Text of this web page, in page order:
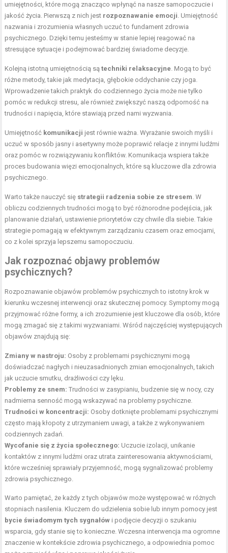
umiejętności, które mogą znacząco wpłynąć na nasze samopoczucie i
jakość życia. Pierwszą z nich jest rozpoznawanie emocji . Umiejętność
nazwania i zrozumienia własnych uczuć to fundament zdrowia
psychicznego. Dzięki temu jesteśmy w stanie lepiej reagować na
stresujące sytuacje i podejmować bardziej świadome decyzje.
Kolejną istotną umiejętnością sątechniki relaksacyjne . Mogą to być
różne metody, takie jak medytacja, głębokie oddychanie czy joga.
Wprowadzenie takich praktyk do codziennego życia może nie tylko
pomóc w redukcji stresu, ale również zwiększyć naszą odporność na
trudności i napięcia, które stawiają przed nami wyzwania.
Umiejętność komunikacji jest równie ważna. Wyrażanie swoich myśli i
uczuć w sposób jasny i asertywny może poprawić relacje z innymi ludźmi
oraz pomóc w rozwiązywaniu konfliktów. Komunikacja wspiera także
proces budowania więzi emocjonalnych, które są kluczowe dla zdrowia
psychicznego.
Warto także nauczyć się strategii radzenia sobie ze stresem . W
obliczu codziennych trudności mogą to być różnorodne podejścia, jak
planowanie działań, ustawienie priorytetów czy chwile dla siebie. Takie
strategie pomagają w efektywnym zarządzaniu czasem oraz emocjami,
co z kolei sprzyja lepszemu samopoczuciu.
Jak rozpoznać objawy problemów
psychicznych?
Rozpoznawanie objawów problemów psychicznych to istotny krok w
kierunku wczesnej interwencji oraz skutecznej pomocy. Symptomy mogą
przyjmować różne formy, a ich zrozumienie jest kluczowe dla osób, które
mogą zmagać się z takimi wyzwaniami. Wśród najczęściej występujących
objawów znajdują się:
Zmiany w nastroju: Osoby z problemami psychicznymi mogą
doświadczać nagłych i nieuzasadnionych zmian emocjonalnych, takich
jak uczucie smutku, drażliwości czy lęku.
Problemy ze snem: Trudności w zasypianiu, budzenie się w nocy, czy
nadmierna senność mogą wskazywać na problemy psychiczne.
Trudności w koncentracji: Osoby dotknięte problemami psychicznymi
często mają kłopoty z utrzymaniem uwagi, a także z wykonywaniem
codziennych zadań.
Wycofanie się z życia społecznego: Uczucie izolacji, unikanie
kontaktów z innymi ludźmi oraz utrata zainteresowania aktywnościami,
które wcześniej sprawiały przyjemność, mogą sygnalizować problemy
zdrowia psychicznego.
Warto pamiętać, że każdy z tych objawów może występować w różnych
stopniach nasilenia. Kluczem do udzielenia sobie lub innym pomocy jest
bycie świadomym tych sygnałów i podjęcie decyzji o szukaniu
wsparcia, gdy stanie się to konieczne. Wczesna interwencja ma ogromne
znaczenie w kontekście zdrowia psychicznego, a odpowiednia pomoc